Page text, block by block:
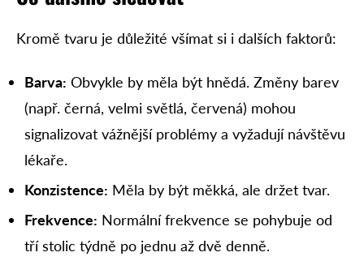
Kromě tvaru je důležité všímat si i dalších faktorů:
Barva: Obvykle by měla být hnědá. Změny barev
(např. černá, velmi světlá, červená) mohou
signalizovat vážnější problémy a vyžadují návštěvu
lékaře.
Konzistence: Měla by být měkká, ale držet tvar.
Frekvence: Normální frekvence se pohybuje od
tří stolic týdně po jednu až dvě denně.